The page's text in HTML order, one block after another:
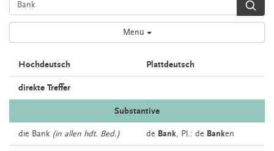
Menü
Hochdeutsch Plattdeutsch
direkte Treffer
Substantive
die Bank (in allen hdt. Bed.) de Bank, Pl.: de Banken